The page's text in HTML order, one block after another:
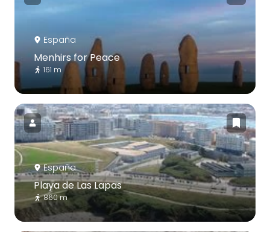
España
Menhirs for Peace
161 m
España
Playa de Las Lapas
860 m